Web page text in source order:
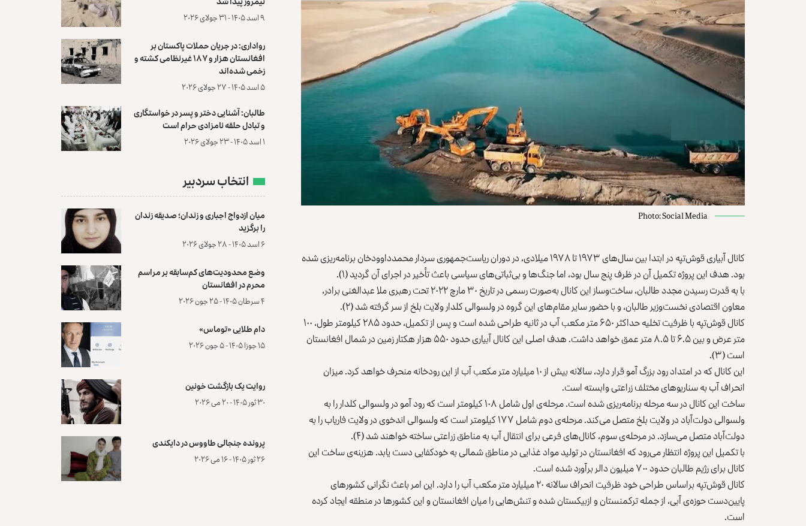
Photo: Social Media
کانال آبیاری قوش‌تپه در ابتدا بین سال‌های ۱۹۷۳ تا ۱۹۷۸ میلادی، در دوران ریاست‌جمهوری سردار محمدداوودخان برنامه‌ریزی شده
بود. هدف این پروژه تکمیل آن در ظرف پنج سال بود، اما جنگ‌ها و بی‌ثباتی‌های سیاسی باعث تأخیر در اجرای آن گردید (۱).
با به قدرت رسیدن مجدد طالبان، ساخت‌وساز این کانال به‌صورت رسمی در تاریخ ۳۰ مارچ ۲۰۲۲ تحت رهبری ملا عبدالغنی برادر،
معاون اقتصادی نخست‌وزیر طالبان، و با حضور سایر مقام‌های این گروه در ولسوالی کلدار ولایت بلخ از سر گرفته شد (۲).
کانال قوش‌تپه با ظرفیت تخلیه حداکثر ۶۵۰ متر مکعب آب در ثانیه طراحی شده است و پس از تکمیل، حدود ۲۸۵ کیلومتر طول، ۱۰۰
متر عرض و بین ۶.۵ تا ۸.۵ متر عمق خواهد داشت. هدف اصلی این کانال آبیاری حدود ۵۵۰ هزار هکتار زمین در شمال افغانستان
است (۳).
این کانال که در امتداد رود بزرگ آمو قرار دارد، سالانه بیش از ۱۰ میلیارد متر مکعب آب از این رودخانه منحرف خواهد کرد. میزان
انحراف آب به سناریوهای مختلف زراعتی وابسته است.
ساخت این کانال در سه مرحله برنامه‌ریزی شده است. مرحله‌ی اول شامل ۱۰۸ کیلومتر است که رود آمو در ولسوالی کلدار را به
ولسوالی دولت‌آباد در ولایت بلخ متصل می‌کند. مرحله‌ی دوم شامل ۱۷۷ کیلومتر است که ولسوالی اندخوی در ولایت فاریاب را به
دولت‌آباد متصل می‌سازد. در مرحله‌ی سوم، کانال‌های فرعی برای انتقال آب به مناطق زراعتی ساخته خواهند شد (۴).
با تکمیل این پروژه انتظار می‌رود که افغانستان در تولید مواد غذایی در مناطق شمالی به خودکفایی دست یابد. هزینه‌ی ساخت این
کانال برای رژیم طالبان حدود ۷۰۰ میلیون دالر برآورد شده است.
کانال قوش‌تپه براساس طراحی خود ظرفیت انحراف سالانه ۲۰ میلیارد متر مکعب آب را دارد. این امر باعث نگرانی کشورهای
پایین‌دست حوزه‌ی آبی، از جمله ترکمنستان و ازبیکستان شده و تنش‌هایی را میان افغانستان و این کشورها در منطقه ایجاد کرده
است.
۹ اسد ۱۴۰۵ - ۳۱ جولای ۲۰۲۶
رواداری: در جریان حملات پاکستان بر
افغانستان هزار و ۱۸۷ غیرنظامی کشته و
زخمی شده‌اند
۵ اسد ۱۴۰۵ - ۲۷ جولای ۲۰۲۶
طالبان: آشنایی دختر و پسر در خواستگاری
و تبادل حلقه نامزادی حرام است
۱ اسد ۱۴۰۵ - ۲۳ جولای ۲۰۲۶
انتخاب سردبیر
میان ازدواج اجباری و زندان؛ صدیقه زندان
را برگزید
۶ اسد ۱۴۰۵ - ۲۸ جولای ۲۰۲۶
وضع محدودیت‌های کم‌سابقه بر مراسم
محرم در افغانستان
۴ سرطان ۱۴۰۵ - ۲۵ جون ۲۰۲۶
دام طلایی «توماس»
۱۵ جوزا ۱۴۰۵ - ۵ جون ۲۰۲۶
روایت یک بازگشت خونین
۳۰ ثور ۱۴۰۵ - ۲۰ می ۲۰۲۶
پرونده‌ جنجالی طاووس در دایکندی
۲۶ ثور ۱۴۰۵ - ۱۶ می ۲۰۲۶